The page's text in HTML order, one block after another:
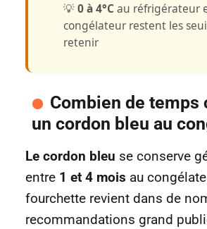
💡0 à 4°C au réfrigérateur
congélateur restent les
retenir
Combien de temps
un cordon bleu au
Le cordon bleu se conserve
entre 1 et 4 mois au
fourchette revient dans de
recommandations grand